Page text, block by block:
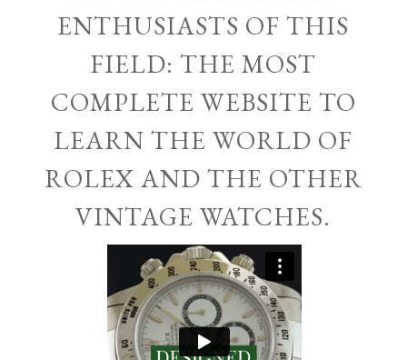
ENTHUSIASTS OF THIS
FIELD: THE MOST
COMPLETE WEBSITE TO
LEARN THE WORLD OF
ROLEX AND THE OTHER
VINTAGE WATCHES.